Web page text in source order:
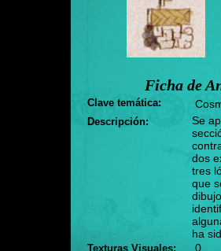
Ficha de
Clave temática:
Descripción:
Se
dos
tres
que
ha
Texturas Visuales: 0